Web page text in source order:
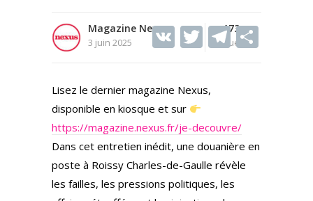
Magazine Nexus
3 juin 2025
173
Vues
V T
itt
er
T
a
m
Lisez le dernier magazine Nexus,
disponible en kiosque et sur
https://magazine.nexus.fr/je-decouvre/
Dans cet entretien inédit, une douanière en
poste à Roissy Charles-de-Gaulle révèle
les failles, les pressions politiques, les